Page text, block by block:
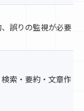
誤りの監視が必要
索・要約・文章作